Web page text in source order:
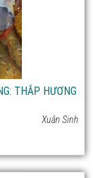
THẮP HƯƠNG
Xuân Sinh